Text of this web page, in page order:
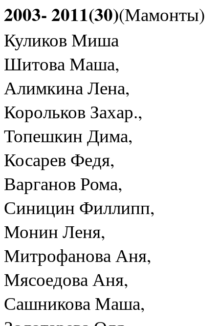
2003- 2011(30)(Мамонты)
Куликов Миша
Шитова Маша,
Алимкина Лена,
Корольков Захар.,
Топешкин Дима,
Косарев Федя,
Варганов Рома,
Синицин Филлипп,
Монин Леня,
Митрофанова Аня,
Мясоедова Аня,
Сашникова Маша,